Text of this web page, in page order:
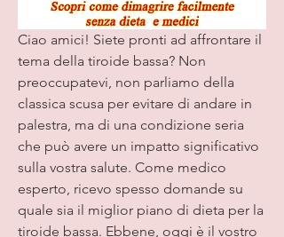
Ciao amici! Siete pronti ad affrontare il
tema della tiroide bassa? Non
preoccupatevi, non parliamo della
classica scusa per evitare di andare in
palestra, ma di una condizione seria
che può avere un impatto significativo
sulla vostra salute. Come medico
esperto, ricevo spesso domande su
quale sia il miglior piano di dieta per la
tiroide bassa. Ebbene, oggi è il vostro